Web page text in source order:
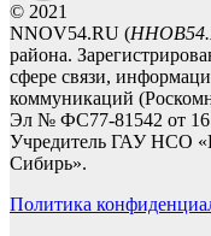
© 2021
NNOV54.RU (
района.
сфере связи,
коммуникаций
Эл № ФС77-81542 от 16
Учредитель ГАУ НСО
Сибирь».
Политика